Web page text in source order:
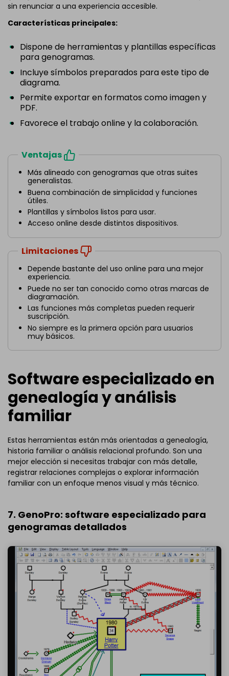
sin renunciar a una experiencia accesible.
Características principales:
Dispone de herramientas y plantillas específicas
para genogramas.
Incluye símbolos preparados para este tipo de
diagrama.
Permite exportar en formatos como imagen y
PDF.
Favorece el trabajo online y la colaboración.
Ventajas
Más alineado con genogramas que otras suites
generalistas.
Buena combinación de simplicidad y funciones
útiles.
Plantillas y símbolos listos para usar.
Acceso online desde distintos dispositivos.
Limitaciones
Depende bastante del uso online para una mejor
experiencia.
Puede no ser tan conocido como otras marcas de
diagramación.
Las funciones más completas pueden requerir
suscripción.
No siempre es la primera opción para usuarios
muy básicos.
Software especializado en
genealogía y análisis
familiar
Estas herramientas están más orientadas a genealogía,
historia familiar o análisis relacional profundo. Son una
mejor elección si necesitas trabajar con más detalle,
registrar relaciones complejas o explorar información
familiar con un enfoque menos visual y más técnico.
7. GenoPro: software especializado para
genogramas detallados